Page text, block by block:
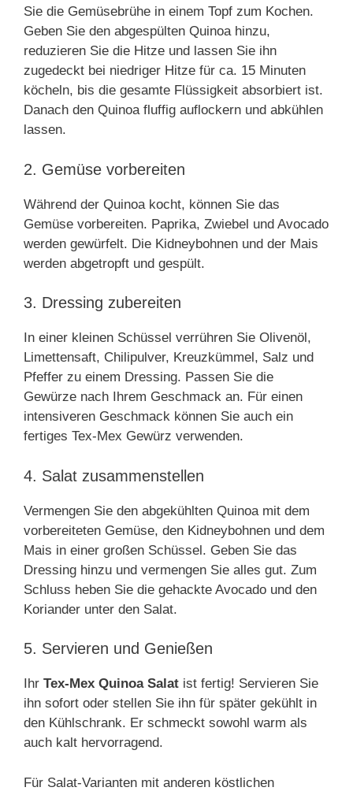
Sie die Gemüsebrühe in einem Topf zum Kochen.
Geben Sie den abgespülten Quinoa hinzu,
reduzieren Sie die Hitze und lassen Sie ihn
zugedeckt bei niedriger Hitze für ca. 15 Minuten
köcheln, bis die gesamte Flüssigkeit absorbiert ist.
Danach den Quinoa fluffig auflockern und abkühlen
lassen.
2. Gemüse vorbereiten
Während der Quinoa kocht, können Sie das
Gemüse vorbereiten. Paprika, Zwiebel und Avocado
werden gewürfelt. Die Kidneybohnen und der Mais
werden abgetropft und gespült.
3. Dressing zubereiten
In einer kleinen Schüssel verrühren Sie Olivenöl,
Limettensaft, Chilipulver, Kreuzkümmel, Salz und
Pfeffer zu einem Dressing. Passen Sie die
Gewürze nach Ihrem Geschmack an. Für einen
intensiveren Geschmack können Sie auch ein
fertiges Tex-Mex Gewürz verwenden.
4. Salat zusammenstellen
Vermengen Sie den abgekühlten Quinoa mit dem
vorbereiteten Gemüse, den Kidneybohnen und dem
Mais in einer großen Schüssel. Geben Sie das
Dressing hinzu und vermengen Sie alles gut. Zum
Schluss heben Sie die gehackte Avocado und den
Koriander unter den Salat.
5. Servieren und Genießen
Ihr Tex-Mex Quinoa Salat ist fertig! Servieren Sie
ihn sofort oder stellen Sie ihn für später gekühlt in
den Kühlschrank. Er schmeckt sowohl warm als
auch kalt hervorragend.
Für Salat-Varianten mit anderen köstlichen